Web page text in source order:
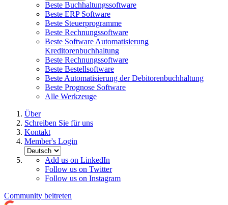
Beste Buchhaltungssoftware
Beste ERP Software
Beste Steuerprogramme
Beste Rechnungssoftware
Beste Software Automatisierung
Kreditorenbuchhaltung
Beste Rechnungssoftware
Beste Bestellsoftware
Beste Automatisierung der Debitorenbuchhaltung
Beste Prognose Software
Alle Werkzeuge
Über
Schreiben Sie für uns
Kontakt
Member's Login
Add us on LinkedIn
Follow us on Twitter
Follow us on Instagram
Community beitreten